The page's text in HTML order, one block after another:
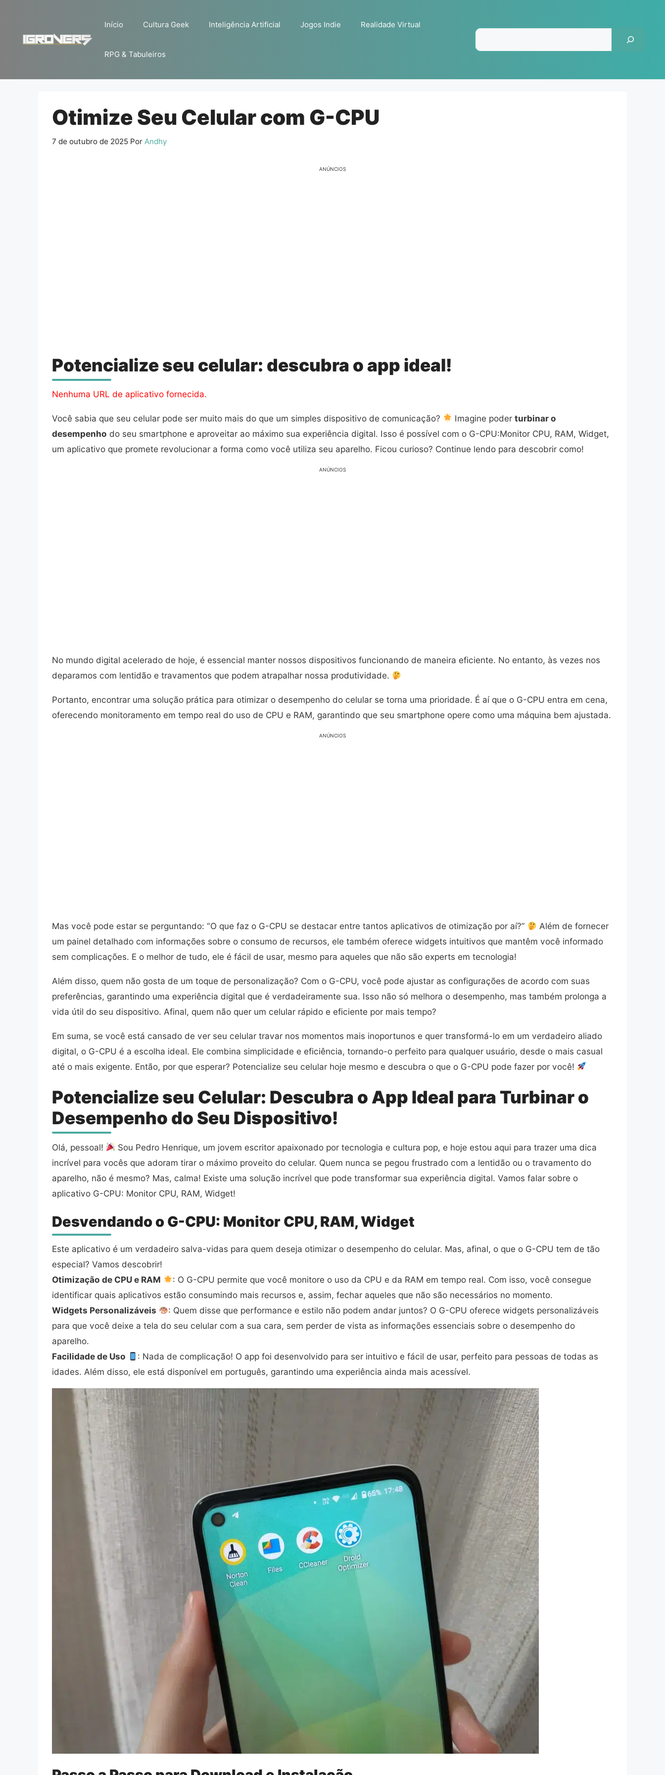
conteúdo
Início Cultura Geek Inteligência Artificial Jogos Indie Realidade Virtual
RPG & Tabuleiros
Otimize Seu Celular com G-CPU
7 de outubro de 2025 Por Andhy
ANÚNCIOS
Potencialize seu celular: descubra o app ideal!
Nenhuma URL de aplicativo fornecida.
Você sabia que seu celular pode ser muito mais do que um simples dispositivo de comunicação? Imagine poderturbinar o
desempenho do seu smartphone e aproveitar ao máximo sua experiência digital. Isso é possível com o G-CPU:Monitor CPU, RAM, Widget,
um aplicativo que promete revolucionar a forma como você utiliza seu aparelho. Ficou curioso? Continue lendo para descobrir como!
ANÚNCIOS
No mundo digital acelerado de hoje, é essencial manter nossos dispositivos funcionando de maneira eficiente. No entanto, às vezes nos
deparamos com lentidão e travamentos que podem atrapalhar nossa produtividade.
Portanto, encontrar uma solução prática para otimizar o desempenho do celular se torna uma prioridade. É aí que o G-CPU entra em cena,
oferecendo monitoramento em tempo real do uso de CPU e RAM, garantindo que seu smartphone opere como uma máquina bem ajustada.
ANÚNCIOS
Mas você pode estar se perguntando: “O que faz o G-CPU se destacar entre tantos aplicativos de otimização por aí?”
Além de fornecer
um painel detalhado com informações sobre o consumo de recursos, ele também oferece widgets intuitivos que mantêm você informado
sem complicações. E o melhor de tudo, ele é fácil de usar, mesmo para aqueles que não são experts em tecnologia!
Além disso, quem não gosta de um toque de personalização? Com o G-CPU, você pode ajustar as configurações de acordo com suas
preferências, garantindo uma experiência digital que é verdadeiramente sua. Isso não só melhora o desempenho, mas também prolonga a
vida útil do seu dispositivo. Afinal, quem não quer um celular rápido e eficiente por mais tempo?
Em suma, se você está cansado de ver seu celular travar nos momentos mais inoportunos e quer transformá-lo em um verdadeiro aliado
digital, o G-CPU é a escolha ideal. Ele combina simplicidade e eficiência, tornando-o perfeito para qualquer usuário, desde o mais casual
até o mais exigente. Então, por que esperar? Potencialize seu celular hoje mesmo e descubra o que o G-CPU pode fazer por você!
Potencialize seu Celular: Descubra o App Ideal para Turbinar o
Desempenho do Seu Dispositivo!
Olá, pessoal!
Sou Pedro Henrique, um jovem escritor apaixonado por tecnologia e cultura pop, e hoje estou aqui para trazer uma dica
incrível para vocês que adoram tirar o máximo proveito do celular. Quem nunca se pegou frustrado com a lentidão ou o travamento do
aparelho, não é mesmo? Mas, calma! Existe uma solução incrível que pode transformar sua experiência digital. Vamos falar sobre o
aplicativo G-CPU: Monitor CPU, RAM, Widget!
Desvendando o G-CPU: Monitor CPU, RAM, Widget
Este aplicativo é um verdadeiro salva-vidas para quem deseja otimizar o desempenho do celular. Mas, afinal, o que o G-CPU tem de tão
especial? Vamos descobrir!
Otimização de CPU e RAM
: O G-CPU permite que você monitore o uso da CPU e da RAM em tempo real. Com isso, você consegue
identificar quais aplicativos estão consumindo mais recursos e, assim, fechar aqueles que não são necessários no momento.
Widgets Personalizáveis
: Quem disse que performance e estilo não podem andar juntos? O G-CPU oferece widgets personalizáveis
para que você deixe a tela do seu celular com a sua cara, sem perder de vista as informações essenciais sobre o desempenho do
aparelho.
Facilidade de Uso
: Nada de complicação! O app foi desenvolvido para ser intuitivo e fácil de usar, perfeito para pessoas de todas as
idades. Além disso, ele está disponível em português, garantindo uma experiência ainda mais acessível.